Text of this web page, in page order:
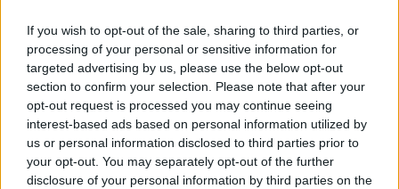
If you wish to opt-out of the sale, sharing to third parties, or
processing of your personal or sensitive information for
targeted advertising by us, please use the below opt-out
section to confirm your selection. Please note that after your
opt-out request is processed you may continue seeing
interest-based ads based on personal information utilized by
us or personal information disclosed to third parties prior to
your opt-out. You may separately opt-out of the further
disclosure of your personal information by third parties on the
bejegyzés elsősorban azoknak szól, akik "pestiek",
de legalábbis eddig nagyvárosban éltek, ott
nevelkedtek, szocializálódtak. A vidéki olvasók
ugyanis majd leginkább…
Csináld magad kiskertem!
Megyeri Szabolcs •2014. február 22.